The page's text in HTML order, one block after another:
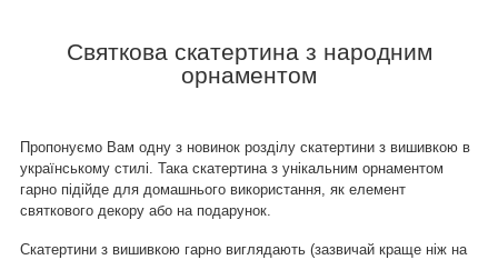
Святкова скатертина з народним
орнаментом
Пропонуємо Вам одну з новинок розділу скатертини з вишивкою в
українському стилі. Така скатертина з унікальним орнаментом
гарно підійде для домашнього використання, як елемент
святкового декору або на подарунок.
Скатертини з вишивкою гарно виглядають (зазвичай краще ніж на